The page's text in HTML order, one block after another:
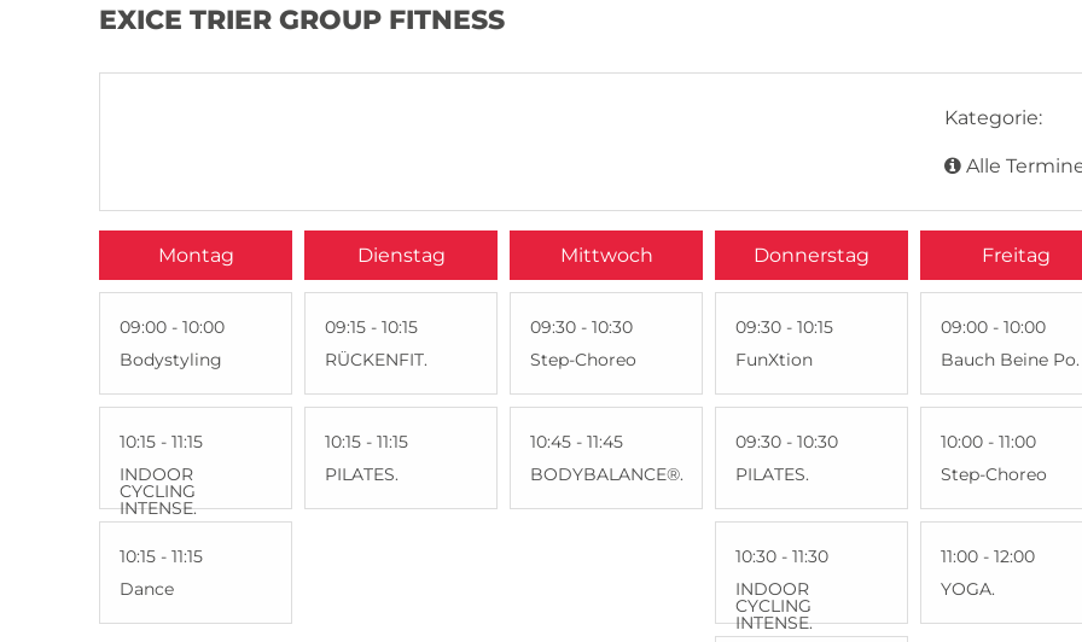
EXICE TRIER GROUP FITNESS
Kategorie:
Alle
Montag
09:00 - 10:00
Bodystyling
10:15 - 11:15
INDOOR
CYCLING
INTENSE.
10:15 - 11:15
Dance
Dienstag
09:15 - 10:15
RÜCKENFIT.
10:15 - 11:15
PILATES.
Mittwoch
09:30 - 10:30
Step-Choreo
10:45 - 11:45
BODYBALANCE®.
Donnerstag
09:30 - 10:15
FunXtion
09:30 - 10:30
PILATES.
10:30 - 11:30
INDOOR
CYCLING
INTENSE.
Freitag
09:00 - 10:00
Bauch Beine Po.
10:00 - 11:00
Step-Choreo
11:00 - 12:00
YOGA.